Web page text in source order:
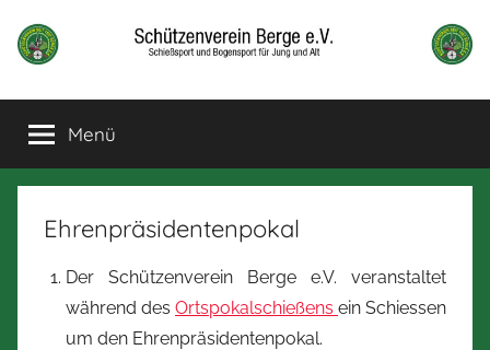
Inhalt
Schützenverein
Berge
Bogensport
für
Jung
Menü
Ehrenpräsidentenpokal
Der Schützenverein Berge e.V. veranstaltet
während des Ortspokalschießens ein Schiessen
um den Ehrenpräsidentenpokal.